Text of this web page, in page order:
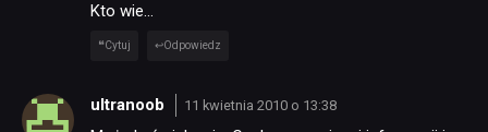
Kto wie…
Cytuj Odpowiedz
ultranoob 11 kwietnia 2010 o 13:38